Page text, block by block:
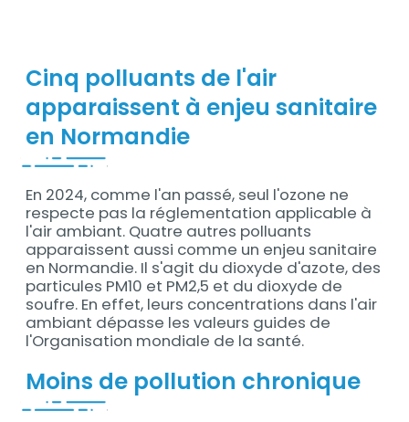
Contenu
Cinq polluants de l'air
apparaissent à enjeu sanitaire
en Normandie
En 2024, comme l'an passé, seul l'ozone ne
respecte pas la réglementation applicable à
l'air ambiant. Quatre autres polluants
apparaissent aussi comme un enjeu sanitaire
en Normandie. Il s'agit du dioxyde d'azote, des
particules PM10 et PM2,5 et du dioxyde de
soufre. En effet, leurs concentrations dans l'air
ambiant dépasse les valeurs guides de
l'Organisation mondiale de la santé.
Moins de pollution chronique